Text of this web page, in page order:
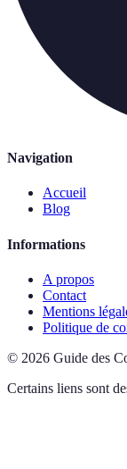
Navigation
Accueil
Blog
Informations
A propos
Contact
Mentions
Politique de
© 2026 Guide des
Certains liens sont